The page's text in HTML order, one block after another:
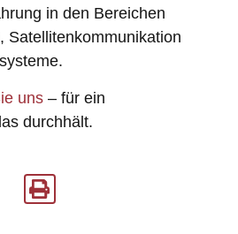
in den Bereichen
Satellitenkommunikation
uns – für ein
durchhält.